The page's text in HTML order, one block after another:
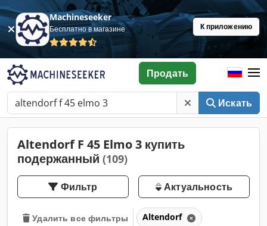
Machineseeker
Бесплатно в магазине К приложению
Искать
Продать
Altendorf F 45 Elmo 3 купить
подержанный (109)
Фильтр Актуальность
Удалить все фильтры Altendorf